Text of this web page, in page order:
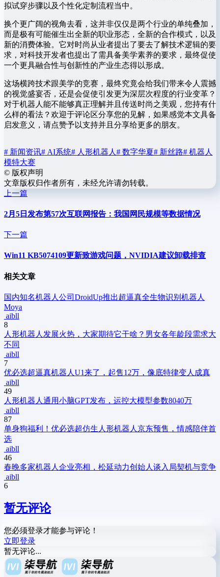
拟试穿步骤以及个性化定制流程当中。
换个更广阔的视角去看，这并非仅仅是两个行业的单纯叠加，
而是极有可能催生出全新的职业形态，全新的合作模式，以及
新的消费体验。它对时尚从业者提出了要去了解技术逻辑的要
求，对科技开发者也提出了需具备美学素养的要求，最终促使
一个更具融合性与创新性的产业生态得以形成。
这场横跨技术跟美学的竞赛，最终究竟会给我们带来令人震撼
的视觉盛宴否，还是会促使引发更为深层次程度的行业变革？
对于机器人能不能够真正理解并且传送时尚之美观，您持有什
么样的看法？欢迎于评论区分享您的见解，如果感觉本文具备
启发意义，请点赞予以支持并且分享给更多的朋友。
# 新闻资讯# AI系统# 人形机器人 # 数字华夏# 新丝路# 机器人
模特大赛
© 版权声明
文章版权归作者所有，未经允许请勿转载。
上一篇
2月5日发布第57次互联网报告：我国网民规模等数据情况
下一篇
Win11 KB5074109更新致游戏问题，NVIDIA建议卸载排查
相关文章
国内知名机器人公司DroidUp推出超逼真全生物识别机器人
Moya
aibll
8
人形机器人发展火热，大家期待它干啥？男女各年龄段需求大
不同
aibll
7
优必选超逼真机器人U1来了，起售12万，像底特律变人成真
aibll
49
人形机器人通用小脑GPT发布，运控大模型参数8040万
aibll
87
单身狗福利！优必选超仿生人形机器人京东预售，情感陪伴首
选
aibll
46
春晚多家机器人企业亮相，松延动力创始人谈入局契机与竞争
aibll
6
暂无评论
您必须登录才能参与评论！
立即登录
暂无评论...